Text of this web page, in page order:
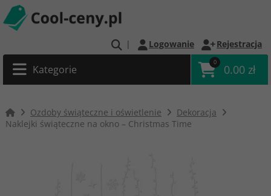
| Logowanie Rejestracja
Kategorie
0
0.00 zł
Ozdoby świąteczne i oświetlenie
Dekoracja
Naklejki świąteczne na okno – Christmas Time